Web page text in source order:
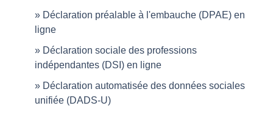
Déclaration préalable à l'embauche (DPAE) en
ligne
Déclaration sociale des professions
indépendantes (DSI) en ligne
Déclaration automatisée des données sociales
unifiée (DADS-U)